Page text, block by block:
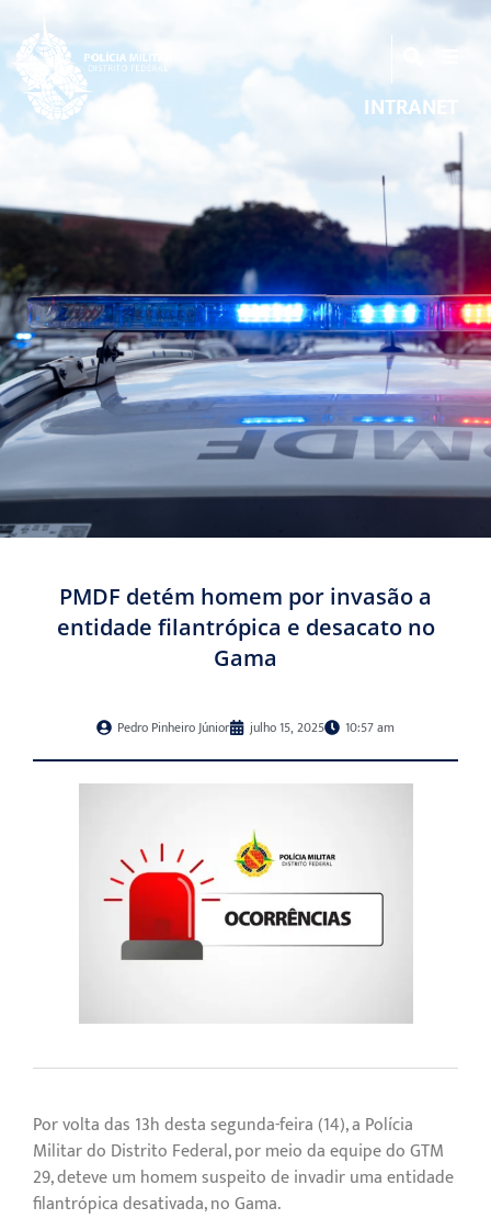
INTRANET
PMDF detém homem por invasão a
entidade filantrópica e desacato no
Gama
Pedro Pinheiro Júnior julho 15, 2025 10:57 am
Por volta das 13h desta segunda-feira (14), a Polícia
Militar do Distrito Federal, por meio da equipe do GTM
29, deteve um homem suspeito de invadir uma entidade
filantrópica desativada, no Gama.